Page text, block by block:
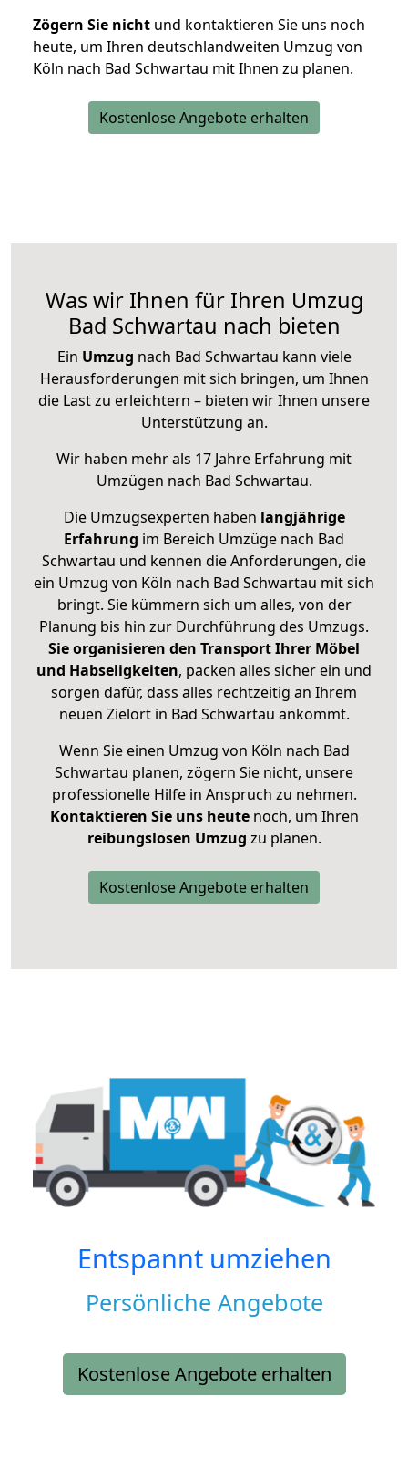
Zögern Sie nicht und kontaktieren Sie uns noch
heute, um Ihren deutschlandweiten Umzug von
Köln nach Bad Schwartau mit Ihnen zu planen.
Kostenlose Angebote erhalten
Was wir Ihnen für Ihren Umzug
Bad Schwartau nach bieten
Ein Umzug nach Bad Schwartau kann viele
Herausforderungen mit sich bringen, um Ihnen
die Last zu erleichtern – bieten wir Ihnen unsere
Unterstützung an.
Wir haben mehr als 17 Jahre Erfahrung mit
Umzügen nach Bad Schwartau.
Die Umzugsexperten haben langjährige
Erfahrung im Bereich Umzüge nach Bad
Schwartau und kennen die Anforderungen, die
ein Umzug von Köln nach Bad Schwartau mit sich
bringt. Sie kümmern sich um alles, von der
Planung bis hin zur Durchführung des Umzugs.
Sie organisieren den Transport Ihrer Möbel
und Habseligkeiten, packen alles sicher ein und
sorgen dafür, dass alles rechtzeitig an Ihrem
neuen Zielort in Bad Schwartau ankommt.
Wenn Sie einen Umzug von Köln nach Bad
Schwartau planen, zögern Sie nicht, unsere
professionelle Hilfe in Anspruch zu nehmen.
Kontaktieren Sie uns heutenoch, um Ihren
reibungslosen Umzug zu planen.
Kostenlose Angebote erhalten
Entspannt umziehen
Persönliche Angebote
Kostenlose Angebote erhalten